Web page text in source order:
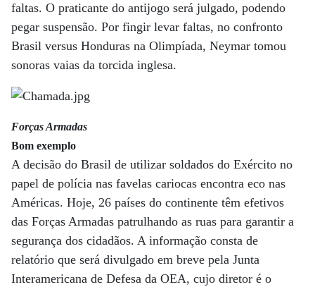
faltas. O praticante do antijogo será julgado, podendo
pegar suspensão. Por fingir levar faltas, no confronto
Brasil versus Honduras na Olimpíada, Neymar tomou
sonoras vaias da torcida inglesa.
Forças Armadas
Bom exemplo
A decisão do Brasil de utilizar soldados do Exército no
papel de polícia nas favelas cariocas encontra eco nas
Américas. Hoje, 26 países do continente têm efetivos
das Forças Armadas patrulhando as ruas para garantir a
segurança dos cidadãos. A informação consta de
relatório que será divulgado em breve pela Junta
Interamericana de Defesa da OEA, cujo diretor é o